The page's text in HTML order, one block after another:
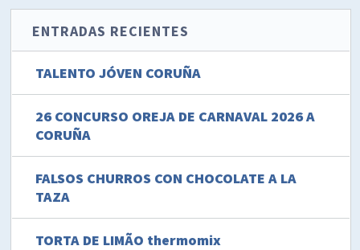
ENTRADAS RECIENTES
TALENTO JÓVEN CORUÑA
26 CONCURSO OREJA DE CARNAVAL 2026 A
CORUÑA
FALSOS CHURROS CON CHOCOLATE A LA
TAZA
TORTA DE LIMÃO thermomix